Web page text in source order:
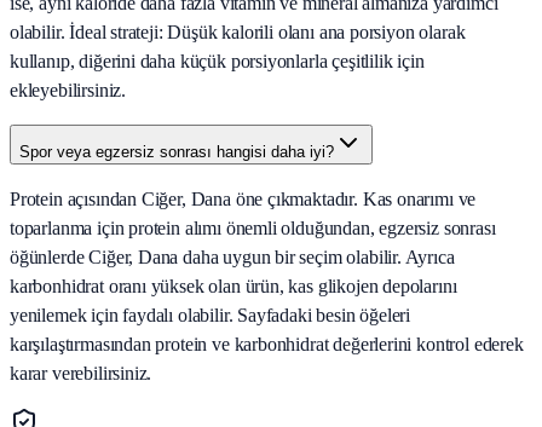
olabilir. İdeal strateji: Düşük kalorili olanı ana porsiyon olarak
kullanıp, diğerini daha küçük porsiyonlarla çeşitlilik için
ekleyebilirsiniz.
Spor veya egzersiz sonrası hangisi daha iyi?
Protein açısından Ciğer, Dana öne çıkmaktadır. Kas onarımı ve
toparlanma için protein alımı önemli olduğundan, egzersiz sonrası
öğünlerde Ciğer, Dana daha uygun bir seçim olabilir. Ayrıca
karbonhidrat oranı yüksek olan ürün, kas glikojen depolarını
yenilemek için faydalı olabilir. Sayfadaki besin öğeleri
karşılaştırmasından protein ve karbonhidrat değerlerini kontrol ederek
karar verebilirsiniz.